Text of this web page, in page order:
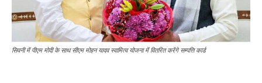
सिवनी में पीएम मोदी के साथ सीएम मोहन यादव स्वामित्व योजना में वितरित करेंगे सम्पत्ति कार्ड